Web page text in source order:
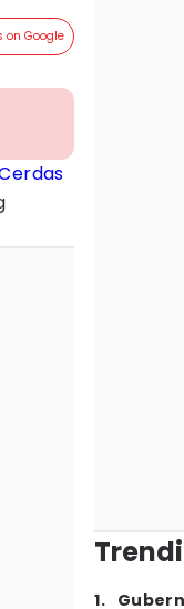
on Google
1.